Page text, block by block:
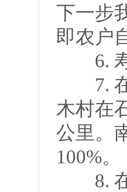
下一步
即农户
6. 寿
7. 在
木村在
公里。
100%。
8. 在